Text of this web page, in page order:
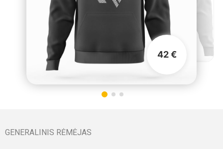
42 €
GENERALINIS RĖMĖJAS